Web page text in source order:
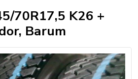
70R17,5 K26 +
Barum